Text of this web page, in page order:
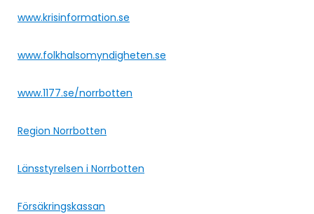
www.krisinformation.se
www.folkhalsomyndigheten.se
www.1177.se/norrbotten
Region Norrbotten
Länsstyrelsen i Norrbotten
Försäkringskassan